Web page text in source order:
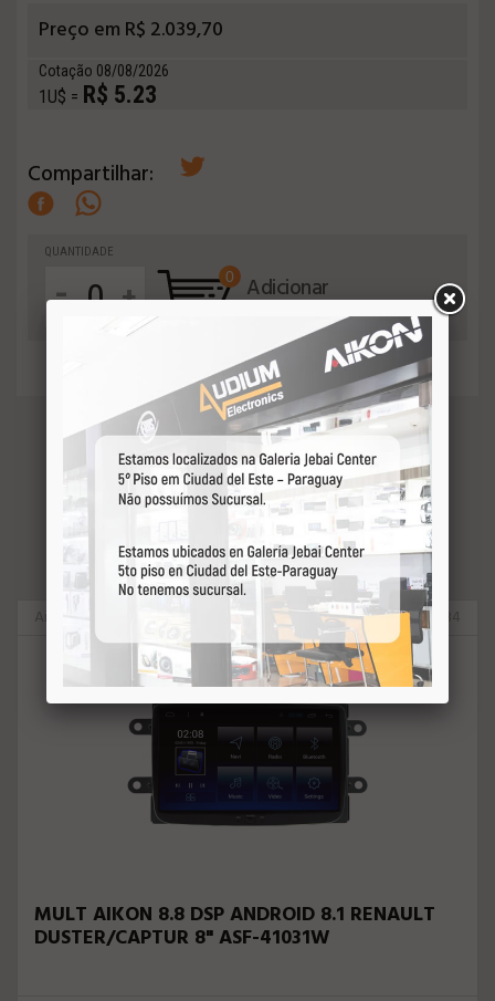
Preço em R$ 2.039,70
Cotação 08/08/2026
1U$ = R$ 5.23
Compartilhar:
QUANTIDADE
- +
0 Adicionar
ao orçamento
VEJA MAIS
85434
MULT AIKON 8.8 DSP ANDROID 8.1 RENAULT
DUSTER/CAPTUR 8" ASF-41031W